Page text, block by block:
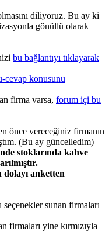
diliyoruz. Bu ay ki
gönüllü olarak
bu bağlantıyı tıklayarak
cevap konusunu
firma varsa, forum içi bu
önce vereceğiniz firmanın
(Bu ay güncelledim)
stoklarında kahve
anketten
sunan firmaları
firmaları yine kırmızıyla